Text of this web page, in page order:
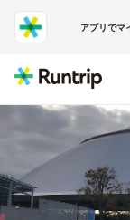
アプリでマ